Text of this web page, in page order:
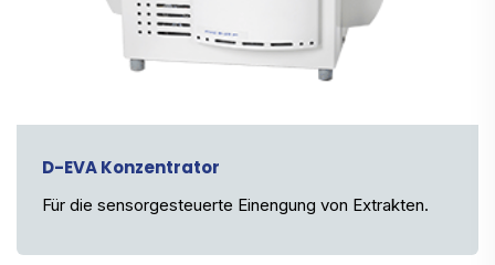
D-EVA Konzentrator
Für die sensorgesteuerte Einengung von Extrakten.